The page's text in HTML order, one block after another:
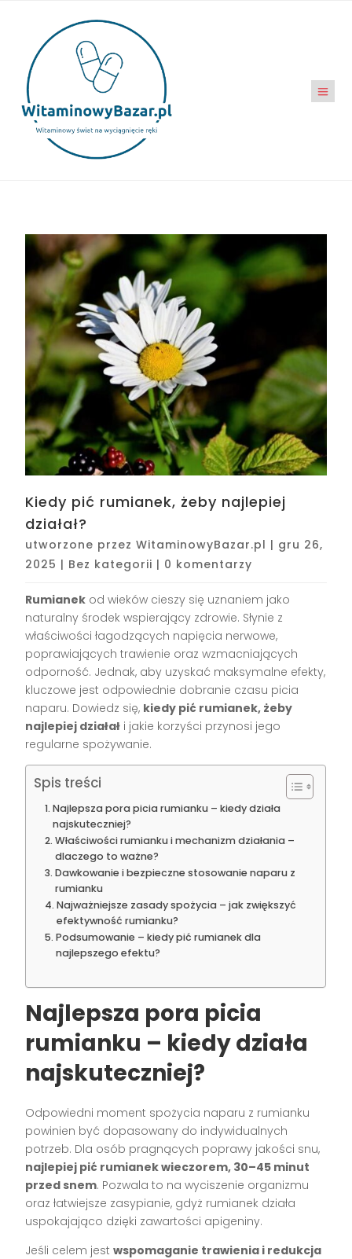
Kiedy pić rumianek, żeby najlepiej
działał?
utworzone przezWitaminowyBazar.pl | gru 26,
2025 | Bez kategorii | 0 komentarzy
Rumianek od wieków cieszy się uznaniem jako
naturalny środek wspierający zdrowie. Słynie z
właściwości łagodzących napięcia nerwowe,
poprawiających trawienie oraz wzmacniających
odporność. Jednak, aby uzyskać maksymalne efekty,
kluczowe jest odpowiednie dobranie czasu picia
naparu. Dowiedz się, kiedy pić rumianek, żeby
najlepiej działał i jakie korzyści przynosi jego
regularne spożywanie.
Spis treści
Najlepsza pora picia rumianku – kiedy działa
najskuteczniej?
Właściwości rumianku i mechanizm działania –
dlaczego to ważne?
Dawkowanie i bezpieczne stosowanie naparu z
rumianku
Najważniejsze zasady spożycia – jak zwiększyć
efektywność rumianku?
Podsumowanie – kiedy pić rumianek dla
najlepszego efektu?
Najlepsza pora picia
rumianku – kiedy działa
najskuteczniej?
Odpowiedni moment spożycia naparu z rumianku
powinien być dopasowany do indywidualnych
potrzeb. Dla osób pragnących poprawy jakości snu,
najlepiej pić rumianek wieczorem, 30–45 minut
przed snem. Pozwala to na wyciszenie organizmu
oraz łatwiejsze zasypianie, gdyż rumianek działa
uspokajająco dzięki zawartości apigeniny.
Jeśli celem jestwspomaganie trawienia i redukcja